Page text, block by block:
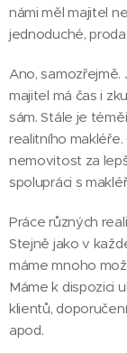
námi měl majitel
jednoduché,
Ano,
majitel má čas i
sám. Stále je
realitního
nemovitost za
spolupráci s
Práce různých
Stejně jako v
máme mnoho
Máme k dispozici
klientů,
apod.